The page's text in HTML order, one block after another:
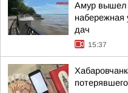
Амур вышел
набережная
дач
15:37